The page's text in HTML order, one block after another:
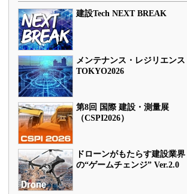
建設Tech NEXT BREAK
メンテナンス・レジリエンス
TOKYO2026
第8回 国際 建設・測量展
（CSPI2026）
ドローンがもたらす建設業界
の“ゲームチェンジ” Ver.2.0